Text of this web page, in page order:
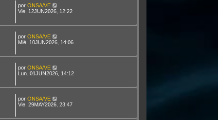
por ONSA/VE
Vie. 12JUN2026, 12:22
por ONSA/VE
Mié. 10JUN2026, 14:06
por ONSA/VE
Lun. 01JUN2026, 14:12
por ONSA/VE
Vie. 29MAY2026, 23:47